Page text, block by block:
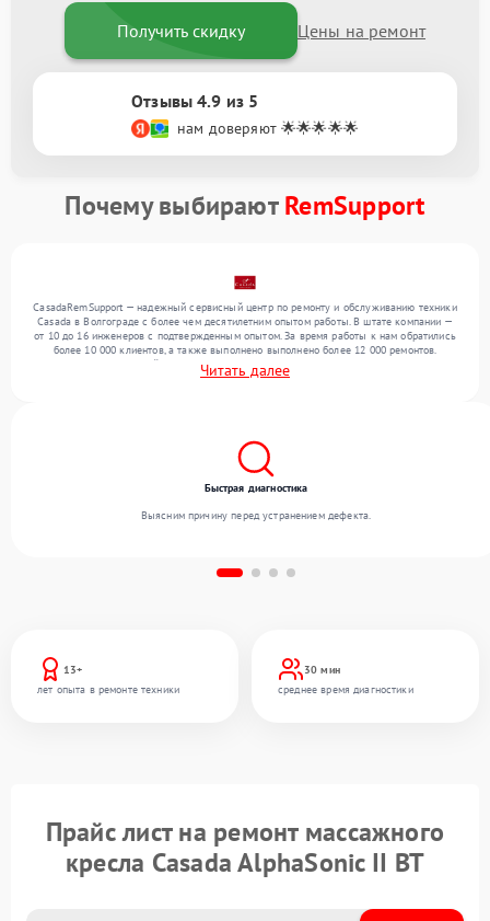
Получить скидку Цены на ремонт
Отзывы 4.9 из 5
нам доверяют 🌟🌟🌟🌟🌟
Почему выбираютRemSupport
CasadaRemSupport — надежный сервисный центр по ремонту и обслуживанию техники
Casada в Волгограде с более чем десятилетним опытом работы. В штате компании —
от 10 до 16 инженеров с подтвержденным опытом. За время работы к нам обратились
более 10 000 клиентов, а также выполнено выполнено более 12 000 ремонтов.
Ежемесячно в сервисный центр поступает свыше 300 единиц техники, включая , , . Мы
устраняем поломки любой сложности и предлагаем стабильный уровень сервиса
Читать далее
13+
лет опыта в ремонте техники
30 мин
среднее время диагностики
Быстрая диагностика
Выясним причину перед устранением дефекта.
Прайс лист на ремонт массажного
кресла Casada AlphaSonic II BT